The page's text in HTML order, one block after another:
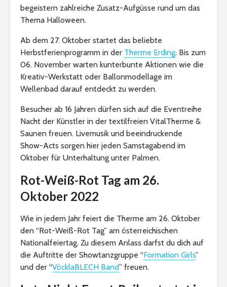
begeistern zahlreiche Zusatz-Aufgüsse rund um das
Thema Halloween.
Ab dem 27. Oktober startet das beliebte
Herbstferienprogramm in der Therme Erding. Bis zum
06. November warten kunterbunte Aktionen wie die
Kreativ-Werkstatt oder Ballonmodellage im
Wellenbad darauf entdeckt zu werden.
Besucher ab 16 Jahren dürfen sich auf die Eventreihe
Nacht der Künstler in der textilfreien VitalTherme &
Saunen freuen. Livemusik und beeindruckende
Show-Acts sorgen hier jeden Samstagabend im
Oktober für Unterhaltung unter Palmen.
Rot-Weiß-Rot Tag am 26.
Oktober 2022
Wie in jedem Jahr feiert die Therme am 26. Oktober
den “Rot-Weiß-Rot Tag” am österreichischen
Nationalfeiertag. Zu diesem Anlass darfst du dich auf
die Auftritte der Showtanzgruppe “Formation Girls”
und der “VöcklaBLECH Band” freuen.